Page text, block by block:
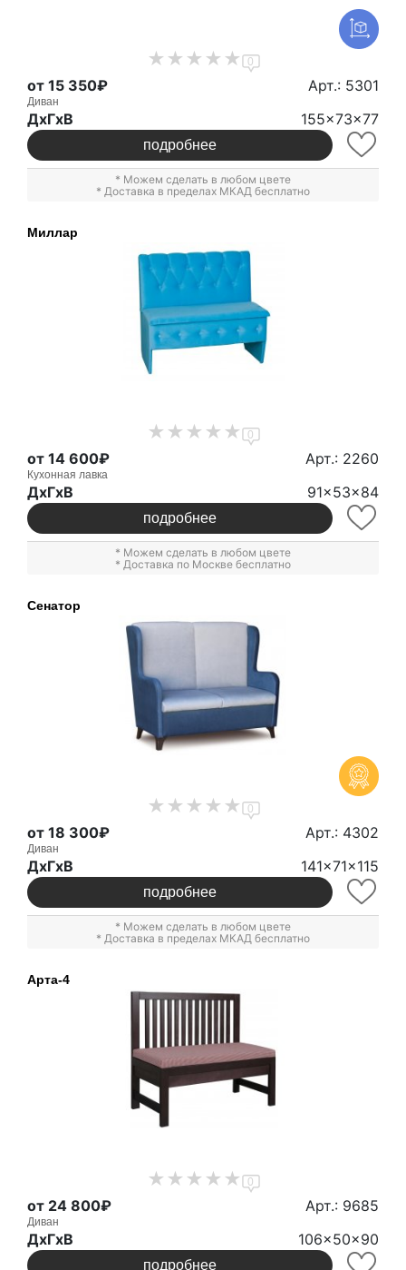
0
от 15 350₽ Арт.: 5301
Диван
ДxГxВ 155x73x77
подробнее
* Можем сделать в любом цвете
* Доставка в пределах МКАД бесплатно
Миллар
0
от 14 600₽ Арт.: 2260
Кухонная лавка
ДxГxВ 91x53x84
подробнее
* Можем сделать в любом цвете
* Доставка по Москве бесплатно
Сенатор
0
от 18 300₽ Арт.: 4302
Диван
ДxГxВ 141x71x115
подробнее
* Можем сделать в любом цвете
* Доставка в пределах МКАД бесплатно
Арта-4
0
от 24 800₽ Арт.: 9685
Диван
ДxГxВ 106x50x90
подробнее